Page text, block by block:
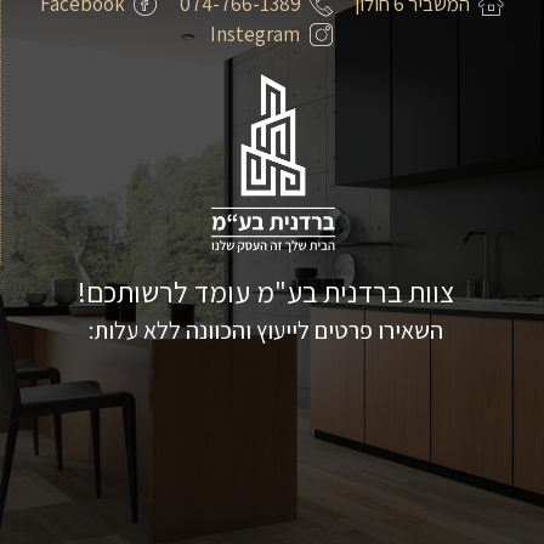
Instegram
צוות ברדנית בע"מ עומד לרשותכם!
השאירו פרטים לייעוץ והכוונה ללא עלות: